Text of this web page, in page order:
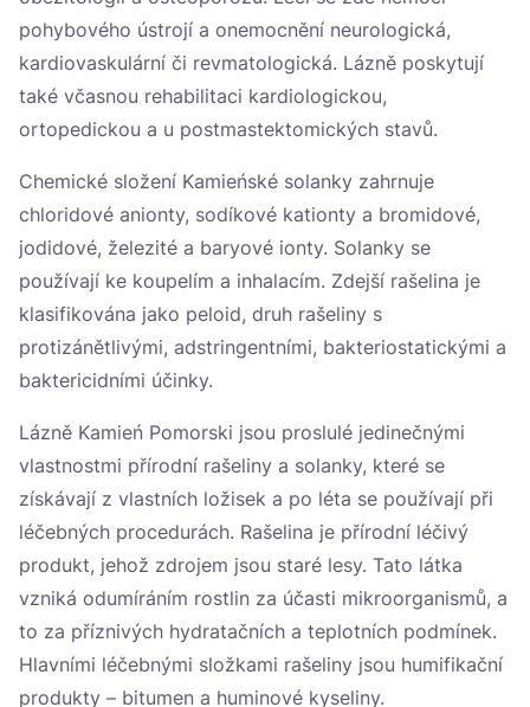
pohybového ústrojí a onemocnění neurologická,
kardiovaskulární či revmatologická. Lázně poskytují
také včasnou rehabilitaci kardiologickou,
ortopedickou a u postmastektomických stavů.
Chemické složení Kamieńské solanky zahrnuje
chloridové anionty, sodíkové kationty a bromidové,
jodidové, železité a baryové ionty. Solanky se
používají ke koupelím a inhalacím. Zdejší rašelina je
klasifikována jako peloid, druh rašeliny s
protizánětlivými, adstringentními, bakteriostatickými a
baktericidními účinky.
Lázně Kamień Pomorski jsou proslulé jedinečnými
vlastnostmi přírodní rašeliny a solanky, které se
získávají z vlastních ložisek a po léta se používají při
léčebných procedurách. Rašelina je přírodní léčivý
produkt, jehož zdrojem jsou staré lesy. Tato látka
vzniká odumíráním rostlin za účasti mikroorganismů, a
to za příznivých hydratačních a teplotních podmínek.
Hlavními léčebnými složkami rašeliny jsou humifikační
produkty – bitumen a huminové kyseliny.